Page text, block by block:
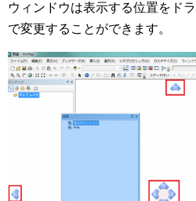
ウィンドウは表示する位置をド
で変更することができます。